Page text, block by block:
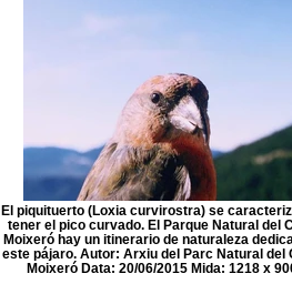
El piquituerto (Loxia curvirostra) se
tener el pico curvado. El Parque Natural del
Moixeró hay un itinerario de naturaleza
este pájaro. Autor: Arxiu del Parc Natural del
Moixeró Data: 20/06/2015 Mida: 1218 x